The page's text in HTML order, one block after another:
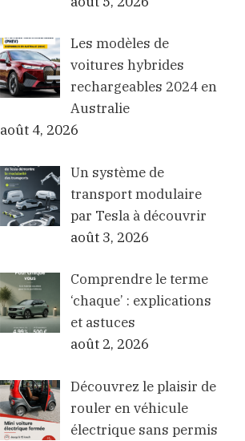
Les modèles de
voitures hybrides
rechargeables 2024 en
Australie
août 4, 2026
Un système de
transport modulaire
par Tesla à découvrir
août 3, 2026
Comprendre le terme
‘chaque’ : explications
et astuces
août 2, 2026
Découvrez le plaisir de
rouler en véhicule
électrique sans permis